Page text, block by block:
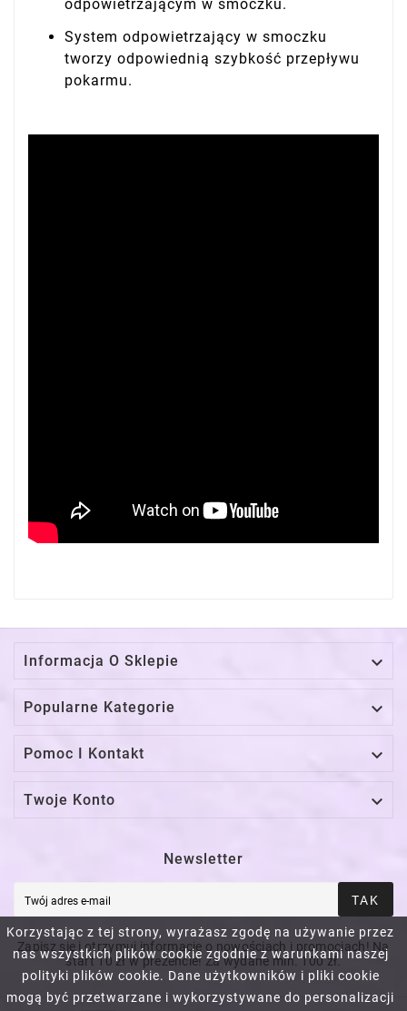
Korzystając z tej strony, wyrażasz zgodę na używanie przez
nas wszystkich plików cookie zgodnie z warunkami naszej
polityki plików cookie. Dane użytkowników i pliki cookie
mogą być przetwarzane i wykorzystywane do personalizacji
odpowietrzającym w smoczku.
System odpowietrzający w smoczku
tworzy odpowiednią szybkość przepływu
pokarmu.
Informacja O Sklepie 
Popularne Kategorie 
Pomoc I Kontakt 
Twoje Konto 
Newsletter
TAK
Zapisz się i otrzymuj informacje o nowościach i promocjach! Na
start 10 zł w prezencie! Za wydane min. 100 zł.